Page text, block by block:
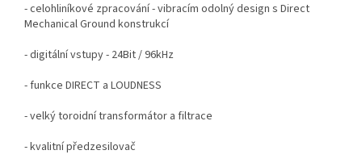
- celohliníkové zpracování - vibracím odolný design s Direct
Mechanical Ground konstrukcí
- digitální vstupy - 24Bit / 96kHz
- funkce DIRECT a LOUDNESS
- velký toroidní transformátor a filtrace
- kvalitní předzesilovač